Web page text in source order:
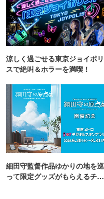
涼しく過ごせる東京ジョイポリ
スで絶叫＆ホラーを満喫！
細田守監督作品ゆかりの地を巡
って限定グッズがもらえるチャ